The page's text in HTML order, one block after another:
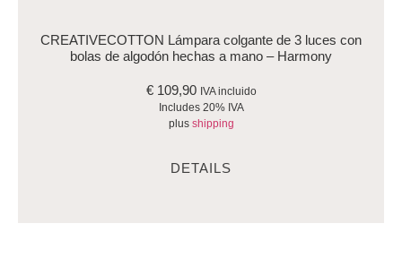
CREATIVECOTTON Lámpara colgante de 3 luces con
bolas de algodón hechas a mano – Harmony
€109,90 IVA incluido
Includes 20% IVA
plus shipping
DETAILS